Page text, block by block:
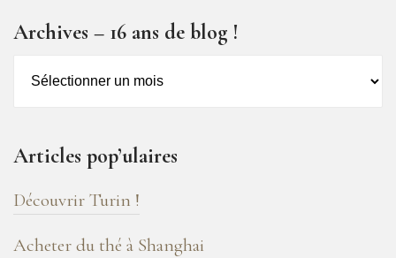
Archives – 16 ans de blog !
de
blog
!
Articles pop’ulaires
Découvrir Turin !
Acheter du thé à Shanghai